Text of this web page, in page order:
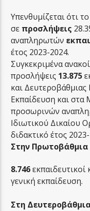
Υπενθυμίζεται ότι
σε προσλήψεις
αναπληρωτών
έτος 2023-2024.
Συγκεκριμένα
προσλήψεις 13.875
και Δευτεροβάθμιας
Εκπαίδευση και στα
προσωρινών
Ιδιωτικού Δικαίου
διδακτικό έτος
Στην
8.746
γενική εκπαίδευση.
Στη